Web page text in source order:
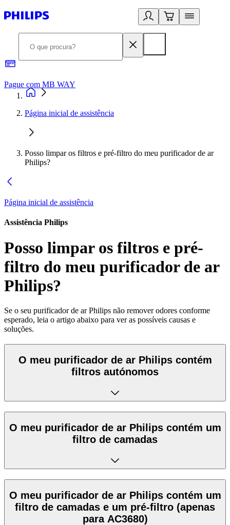
Pague com MB WAY
Página inicial de assistência
Posso limpar os filtros e pré-filtro do meu purificador de ar
Philips?
Página inicial de assistência
Assistência Philips
Posso limpar os filtros e pré-
filtro do meu purificador de ar
Philips?
Se o seu purificador de ar Philips não remover odores conforme
esperado, leia o artigo abaixo para ver as possíveis causas e
soluções.
O meu purificador de ar Philips contém
filtros autónomos
O meu purificador de ar Philips contém um
filtro de camadas
O meu purificador de ar Philips contém um
filtro de camadas e um pré-filtro (apenas
para AC3680)